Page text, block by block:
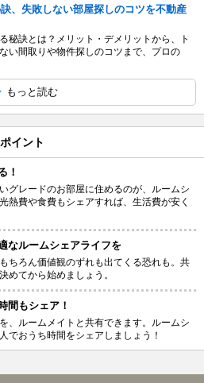
、失敗しない部屋探しのコツを不動産
秘訣とは？メリット・デメリットから、ト
い間取りや物件探しのコツまで、プロの
もっと読む
イント
！
グレードのお部屋に住めるのが、ルームシ
熱費や食費もシェアすれば、生活費が安く
なルームシェアライフを
ちろん価値観のずれも出てくる恐れも。共
めてから始めましょう。
間もシェア！
、ルームメイトと共有できます。ルームシ
でおうち時間をシェアしましょう！